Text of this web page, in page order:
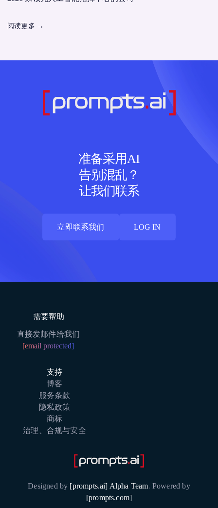
阅读更多 →
准备采用AI
告别混乱？
让我们联系
立即联系我们
LOG IN
需要帮助
直接发邮件给我们
[email protected]
支持
博客
服务条款
隐私政策
商标
治理、合规与安全
Designed by [prompts.ai] Alpha Team. Powered by
[prompts.com]